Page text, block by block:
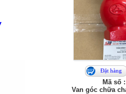
Đặt hàng
Mã số
Van góc chữa